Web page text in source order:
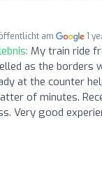
am 1
My train ride
as the borders
at the counter
of minutes.
Very good